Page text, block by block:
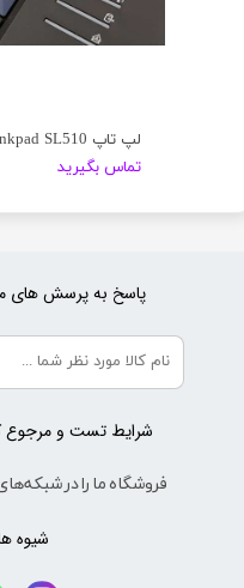
لپ تاپ lenovo Thinkpad SL510
تماس بگیرید
فروشگاه ما را در
شیوه
پاسخ به پرسش های
شرایط تست و مرجوع